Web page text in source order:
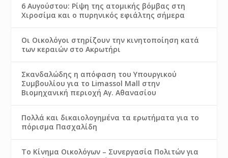
6 Αυγούστου: Ρίψη της ατομικής βόμβας στη
Χιροσίμα και ο πυρηνικός εφιάλτης σήμερα
Οι Οικολόγοι στηρίζουν την κινητοποίηση κατά
των κεραιών στο Ακρωτήρι
Σκανδαλώδης η απόφαση του Υπουργικού
Συμβουλίου για το Limassol Mall στην
Βιομηχανική περιοχή Αγ. Αθανασίου
Πολλά και δικαιολογημένα τα ερωτήματα για το
πόρισμα Πασχαλίδη
Το Κίνημα Οικολόγων – Συνεργασία Πολιτών για